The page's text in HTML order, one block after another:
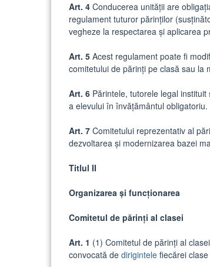
Art. 4 Conducerea unității are
regulament tuturor părinților
vegheze la respectarea și aplicarea
Art. 5 Acest regulament poate fi
comitetului de părinți pe clasă sau la
Art. 6 Părintele, tutorele legal
a elevului în învățământul obligatoriu.
Art. 7 Comitetului reprezentativ al
dezvoltarea și modernizarea bazei
Titlul II
Organizarea și funcționarea
Comitetul de părinți al clasei
Art. 1 (1) Comitetul de părinți al
convocată de dirigintele fiecărei